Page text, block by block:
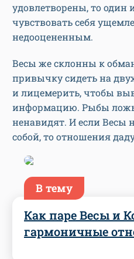
удовлетворены, то один
чувствовать себя
недооцененным.
Весы же склонны к
привычку сидеть на
и лицемерить, чтобы
информацию. Рыбы
ненавидят. И если Весы
собой, то отношения
В тему
Как паре Весы и
гармоничные